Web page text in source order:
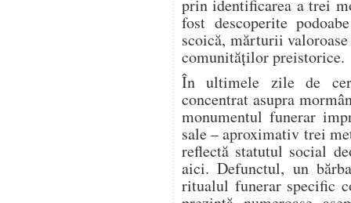
prin identificarea a trei
fost descoperite
scoică, mărturii
comunităților preistorice.
În ultimele zile de
concentrat asupra
monumentul funerar
sale – aproximativ trei
reflectă statutul social
aici. Defunctul, un
ritualul funerar specific